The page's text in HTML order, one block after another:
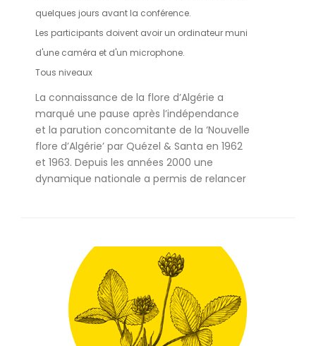
quelques jours avant la conférence.
Les participants doivent avoir un ordinateur muni
d'une caméra et d'un microphone.
Tous niveaux
La connaissance de la flore d’Algérie a
marqué une pause après l’indépendance
et la parution concomitante de la ‘Nouvelle
flore d’Algérie’ par Quézel & Santa en 1962
et 1963. Depuis les années 2000 une
dynamique nationale a permis de relancer